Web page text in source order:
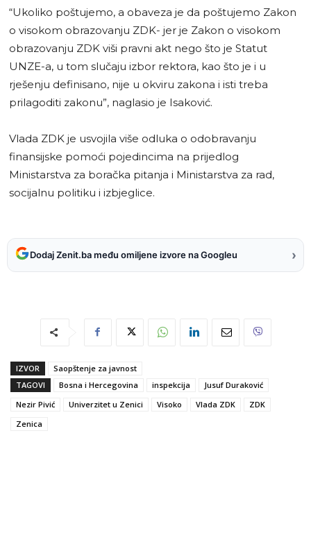
“Ukoliko poštujemo, a obaveza je da poštujemo Zakon
o visokom obrazovanju ZDK- jer je Zakon o visokom
obrazovanju ZDK viši pravni akt nego što je Statut
UNZE-a, u tom slučaju izbor rektora, kao što je i u
rješenju definisano, nije u okviru zakona i isti treba
prilagoditi zakonu”, naglasio je Isaković.
Vlada ZDK je usvojila više odluka o odobravanju
finansijske pomoći pojedincima na prijedlog
Ministarstva za boračka pitanja i Ministarstva za rad,
socijalnu politiku i izbjeglice.
Dodaj Zenit.ba među omiljene izvore na Googleu ›
IZVOR
Saopštenje za javnost
TAGOVI
Bosna i Hercegovina inspekcija
Jusuf Duraković
Nezir Pivić
Univerzitet u Zenici Visoko Vlada ZDK
ZDK
Zenica